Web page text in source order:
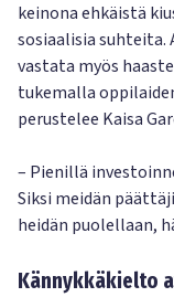
keinona ehkäistä
sosiaalisia suhteita.
vastata myös
tukemalla
perustelee Kaisa
– Pienillä
Siksi meidän
heidän puolellaan,
Kännykkäkielto